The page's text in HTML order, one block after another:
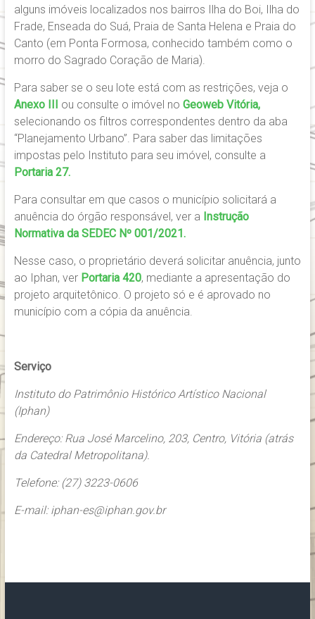
alguns imóveis localizados nos bairros Ilha do Boi, Ilha do
Frade, Enseada do Suá, Praia de Santa Helena e Praia do
Canto (em Ponta Formosa, conhecido também como o
morro do Sagrado Coração de Maria).
Para saber se o seu lote está com as restrições, veja o
Anexo III ou consulte o imóvel no Geoweb Vitória,
selecionando os filtros correspondentes dentro da aba
“Planejamento Urbano”. Para saber das limitações
impostas pelo Instituto para seu imóvel, consulte a
Portaria 27.
Para consultar em que casos o município solicitará a
anuência do órgão responsável, ver a Instrução
Normativa da SEDEC Nº 001/2021.
Nesse caso, o proprietário deverá solicitar anuência, junto
ao Iphan, ver Portaria 420, mediante a apresentação do
projeto arquitetônico. O projeto só e é aprovado no
município com a cópia da anuência.
Serviço
Instituto do Patrimônio Histórico Artístico Nacional
(Iphan)
Endereço: Rua José Marcelino, 203, Centro, Vitória (atrás
da Catedral Metropolitana).
Telefone: (27) 3223-0606
E-mail: iphan-es@iphan.gov.br